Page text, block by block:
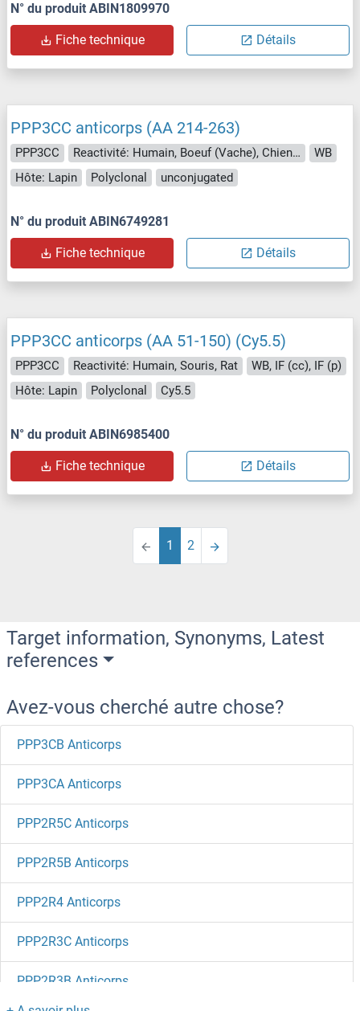
N° du produit ABIN1809970
Fiche technique Détails
PPP3CC anticorps (AA 214-263)
PPP3CC Reactivité: Humain, Boeuf (Vache), Chien, Cheval, Porc
WB
Hôte: Lapin
Polyclonal unconjugated
N° du produit ABIN6749281
Fiche technique Détails
PPP3CC anticorps (AA 51-150) (Cy5.5)
PPP3CC Reactivité: Humain, Souris, Rat
WB, IF (cc), IF (p)
Hôte: Lapin
Polyclonal Cy5.5
N° du produit ABIN6985400
Fiche technique Détails
1 2
Target information, Synonyms, Latest
references
Avez-vous cherché autre chose?
PPP3CB Anticorps
PPP3CA Anticorps
PPP2R5C Anticorps
PPP2R5B Anticorps
PPP2R4 Anticorps
PPP2R3C Anticorps
PPP2R3B Anticorps